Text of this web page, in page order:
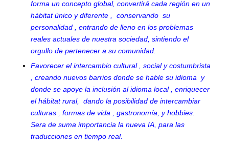
forma un concepto global, convertirá cada región en un
hábitat único y diferente , conservando su
personalidad , entrando de lleno en los problemas
reales actuales de nuestra sociedad, sintiendo el
orgullo de pertenecer a su comunidad.
Favorecer el intercambio cultural , social y costumbrista
, creando nuevos barrios donde se hable su idioma y
donde se apoye la inclusión al idioma local , enriquecer
el hábitat rural, dando la posibilidad de intercambiar
culturas , formas de vida , gastronomía, y hobbies.
Sera de suma importancia la nueva IA, para las
traducciones en tiempo real.